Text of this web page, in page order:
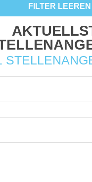
FILTER LEEREN